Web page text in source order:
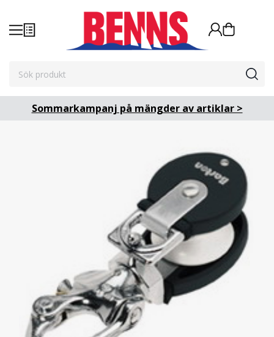
Sommarkampanj på mängder av artiklar >